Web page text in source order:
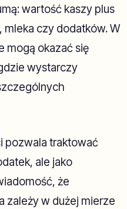
wartość kaszy plus
mleka czy dodatków. W
mogą okazać się
wystarczy
pozwala traktować
ale jako
że
zależy w dużej mierze